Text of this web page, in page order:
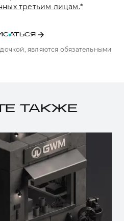
третьим лицам.*
являются обязательными
ТАКЖЕ